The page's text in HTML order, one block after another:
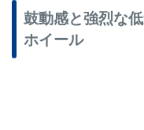
鼓動感と強烈な
ホイール